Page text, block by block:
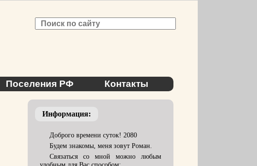
Поселения РФ Контакты
Информация:
Доброго времени суток! 2080
Будем знакомы, меня зовут Роман.
Связаться со мной можно любым